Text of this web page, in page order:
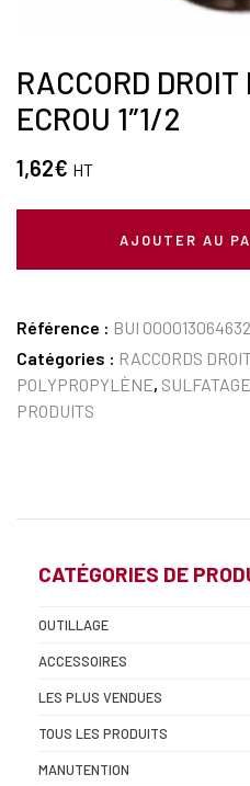
RACCORD
ECROU 1″1/2
1,62€ HT
AJOUTER AU
Référence : BUI
Catégories : RACCORDS
POLYPROPYLÈNE,
PRODUITS
CATÉGORIES DE
OUTILLAGE
ACCESSOIRES
LES PLUS VENDUES
TOUS LES PRODUITS
MANUTENTION